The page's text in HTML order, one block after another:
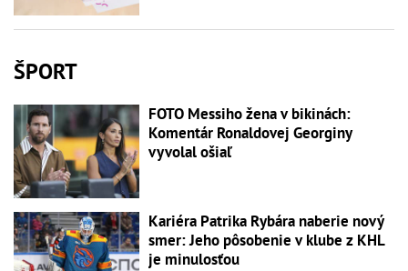
ŠPORT
FOTO Messiho žena v bikinách:
Komentár Ronaldovej Georginy
vyvolal ošiaľ
Kariéra Patrika Rybára naberie nový
smer: Jeho pôsobenie v klube z KHL
je minulosťou